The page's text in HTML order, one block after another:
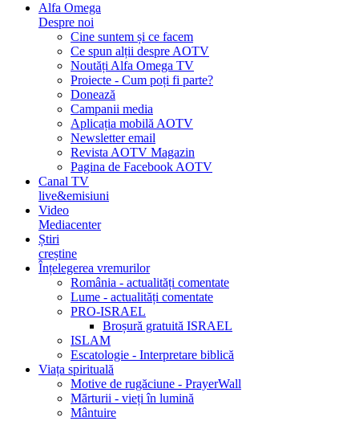
Alfa Omega
Despre noi
Cine suntem și ce facem
Ce spun alții despre AOTV
Noutăți Alfa Omega TV
Proiecte - Cum poți fi parte?
Donează
Campanii media
Aplicația mobilă AOTV
Newsletter email
Revista AOTV Magazin
Pagina de Facebook AOTV
Canal TV
live&emisiuni
Video
Mediacenter
Știri
creștine
Înțelegerea vremurilor
România - actualități comentate
Lume - actualități comentate
PRO-ISRAEL
Broșură gratuită ISRAEL
ISLAM
Escatologie - Interpretare biblică
Viața spirituală
Motive de rugăciune - PrayerWall
Mărturii - vieți în lumină
Mântuire